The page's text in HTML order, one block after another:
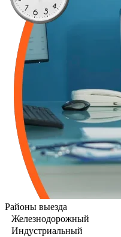
Районы выезда
Железнодорожный
Индустриальный